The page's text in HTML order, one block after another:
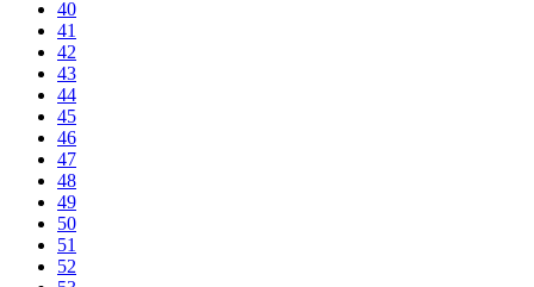
40
41
42
43
44
45
46
47
48
49
50
51
52